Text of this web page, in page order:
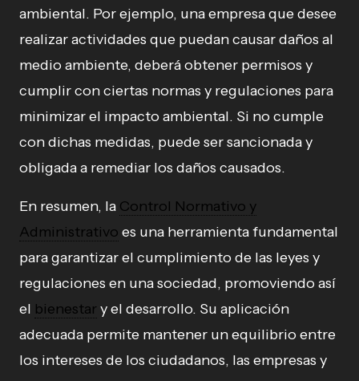
ambiental. Por ejemplo, una empresa que desee
realizar actividades que puedan causar daños al
medio ambiente, deberá obtener permisos y
cumplir con ciertas normas y regulaciones para
minimizar el impacto ambiental. Si no cumple
con dichas medidas, puede ser sancionada y
obligada a remediar los daños causados.
En resumen, la Control Normativo y
Administrativo es una herramienta fundamental
para garantizar el cumplimiento de las leyes y
regulaciones en una sociedad, promoviendo así
el bienestar y el desarrollo. Su aplicación
adecuada permite mantener un equilibrio entre
los intereses de los ciudadanos, las empresas y